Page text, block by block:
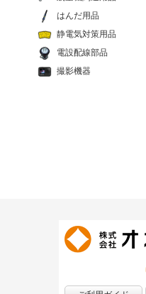
はんだ用品
静電気対策用品
電設配線部品
撮影機器